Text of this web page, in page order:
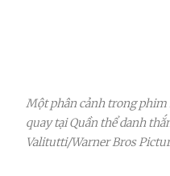
Một phân cảnh trong phim
quay tại Quần thể danh
Valitutti/Warner Bros